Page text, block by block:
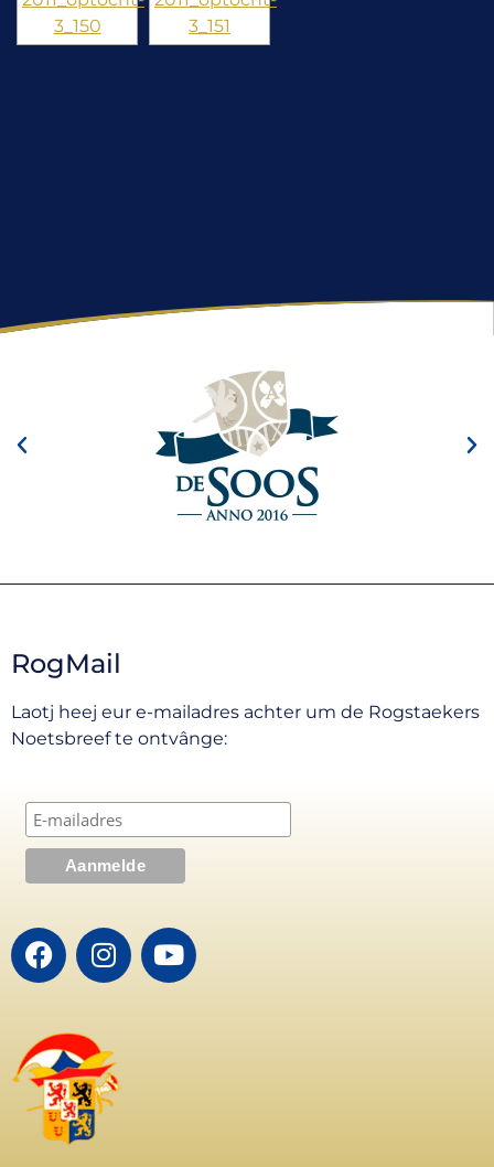
RogMail
Laotj heej eur e-mailadres achter um de Rogstaekers
Noetsbreef te ontvânge: